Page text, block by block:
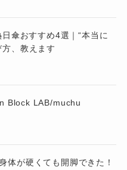
日傘おすすめ4選｜“本当に
、教えます
Block LAB/muchu
体が硬くても開脚できた！